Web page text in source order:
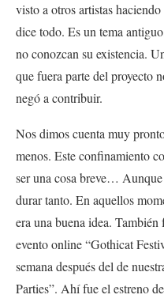
visto a otros artistas
dice todo. Es un tema
no conozcan su existencia.
que fuera parte del proyecto
negó a contribuir.
Nos dimos cuenta muy
menos. Este confinamiento
ser una cosa breve…
durar tanto. En aquellos
era una buena idea. También
evento online“Gothicat
semana después del de
Parties”. Ahí fue el estreno